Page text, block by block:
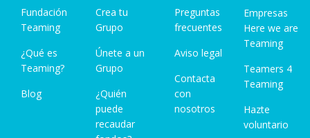
Fundación
Teaming
¿Qué es
Teaming?
Blog
Crea tu
Grupo
Únete a un
Grupo
¿Quién
puede
recaudar
Preguntas
frecuentes
Aviso legal
Contacta
con
nosotros
Empresas
Here we are
Teaming
Teamers 4
Teaming
Hazte
voluntario